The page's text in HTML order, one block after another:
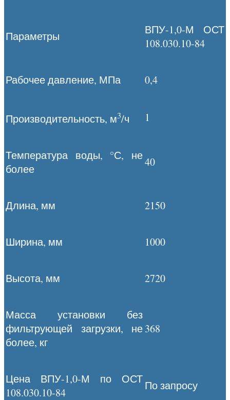
Параметры
ВПУ-1,0-М ОСТ
108.030.10-84
Рабочее давление, МПа 0,4
Производительность, м3/ч 1
Температура воды, °С, не
более
40
Длина, мм 2150
Ширина, мм 1000
Высота, мм 2720
Масса установки без
фильтрующей загрузки, не
более, кг
368
Цена ВПУ-1,0-М по ОСТ
108.030.10-84
По запросу